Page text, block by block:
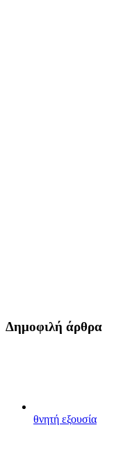
Δημοφιλή άρθρα
θνητή εξουσία